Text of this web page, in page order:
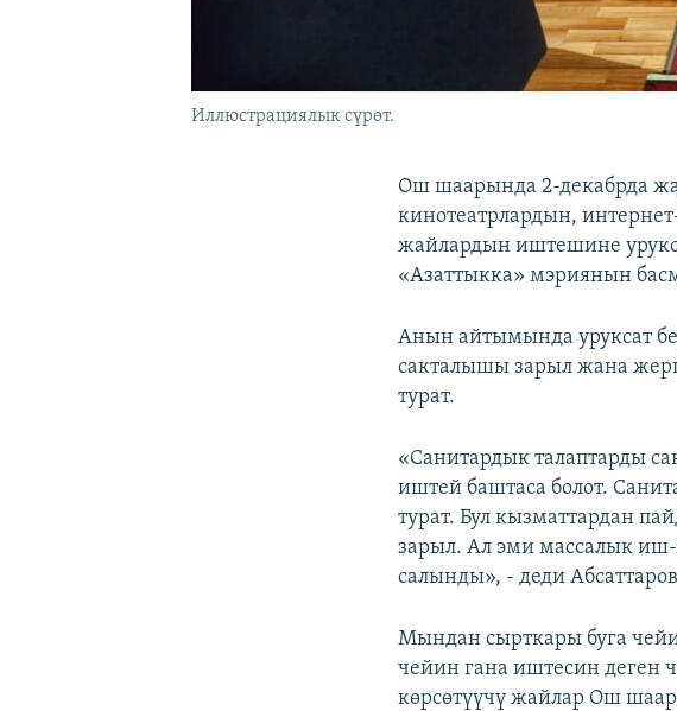
Иллюстрациялык сүрөт.
Ош шаарында 2-декабрда
кинотеатрлардын,
жайлардын иштешине
«Азаттыкка» мэриянын
Анын айтымында уруксат
сакталышы зарыл жана
турат.
«Санитардык талаптарды
иштей баштаса болот.
турат. Бул кызматтардан
зарыл. Ал эми массалык
салынды», - деди
Мындан сырткары буга
чейин гана иштесин деген
көрсөтүүчү жайлар Ош